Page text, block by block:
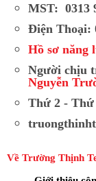
MST: 0313
Điện Thoại:
Hồ sơ năng
Người chịu
Nguyễn
Thứ 2 - Thứ
Về Trường Thịnh